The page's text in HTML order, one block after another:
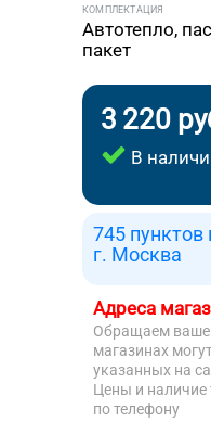
КОМПЛЕКТАЦИЯ
Автотепло,
пакет
3 220
В
745
г. Москва
Адреса
Обращаем ваше
магазинах
указанных на
Цены и наличие
по телефону